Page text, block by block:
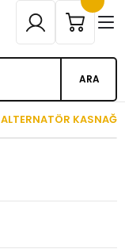
ARA
ALTERNATÖR KASNAĞI